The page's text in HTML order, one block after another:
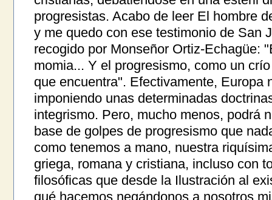
progresistas. Acabo de leer El hombre
y me quedo con ese testimonio de San
recogido por Monseñor Ortiz-Echagüe:
momia... Y el progresismo, como un
que encuentra". Efectivamente, Europa
imponiendo unas determinadas
integrismo. Pero, mucho menos, podrá
base de golpes de progresismo que
como tenemos a mano, nuestra
griega, romana y cristiana, incluso con
filosóficas que desde la Ilustración al
qué hacemos negándonos a nosotros